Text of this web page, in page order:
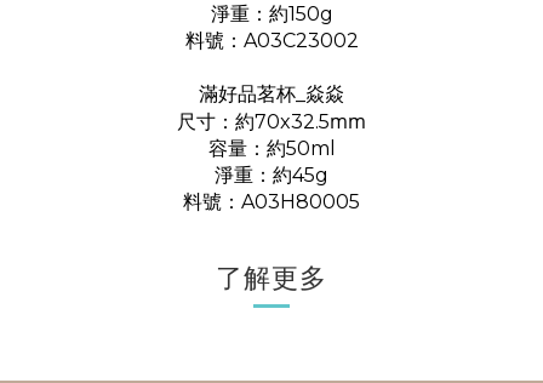
淨重：約150g
料號：A03C23002
滿好品茗杯_焱焱
尺寸：約70x32.5mm
容量：約50ml
淨重：約45g
料號：A03H80005
了解更多